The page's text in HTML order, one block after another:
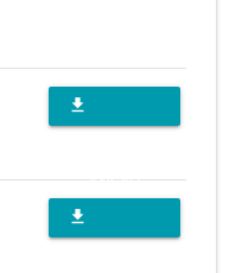
file_download
ANEXO
file_download